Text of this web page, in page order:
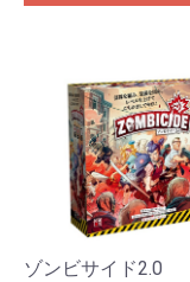
ゾンビサイド2.0